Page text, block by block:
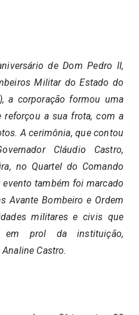
de Dom Pedro II,
Militar do Estado do
a corporação formou uma
a sua frota, com a
A cerimônia, que contou
Cláudio Castro,
no Quartel do Comando
evento também foi marcado
Avante Bombeiro e Ordem
militares e civis que
em prol da instituição,
Castro.